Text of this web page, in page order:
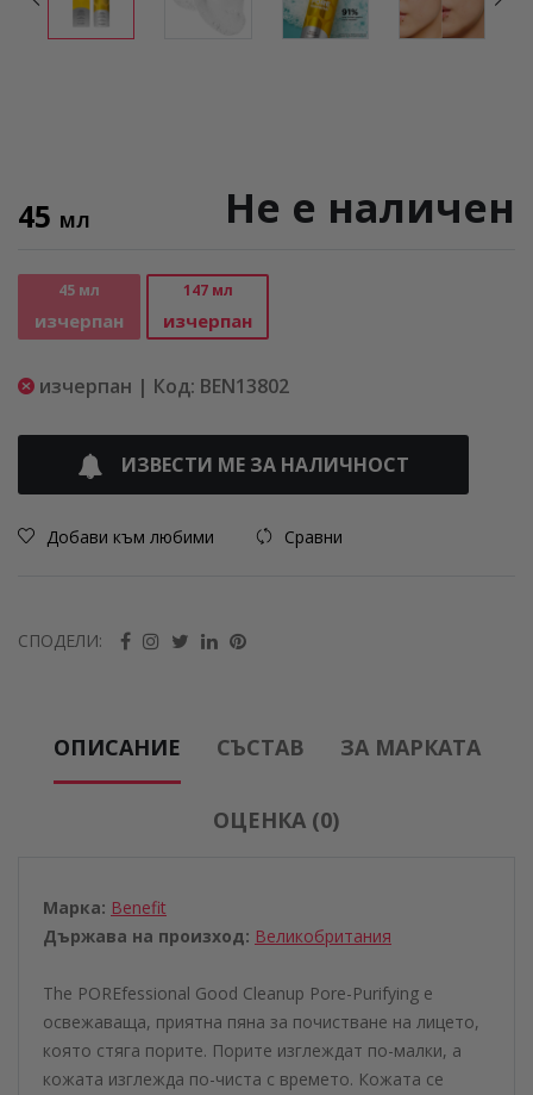
45 МЛ Не е наличен
45 мл
изчерпан
147 мл
изчерпан
изчерпан | Код: BEN13802
ИЗВЕСТИ МЕ ЗА НАЛИЧНОСТ
Добави към любими Сравни
СПОДЕЛИ:
ОПИСАНИЕ СЪСТАВ ЗА МАРКАТА
ОЦЕНКА (0)
Марка: Benefit
Държава на произход: Великобритания
The POREfessional Good Cleanup Pore-Purifying e
освежаваща, приятна пяна за почистване на лицето,
която стяга порите. Порите изглеждат по-малки, а
кожата изглежда по-чиста с времето. Кожата се